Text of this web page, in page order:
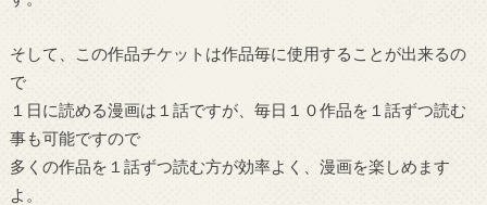
そして、この作品チケットは作品毎に使用することが出来るの
で
１日に読める漫画は１話ですが、毎日１０作品を１話ずつ読む
事も可能ですので
多くの作品を１話ずつ読む方が効率よく、漫画を楽しめます
よ。